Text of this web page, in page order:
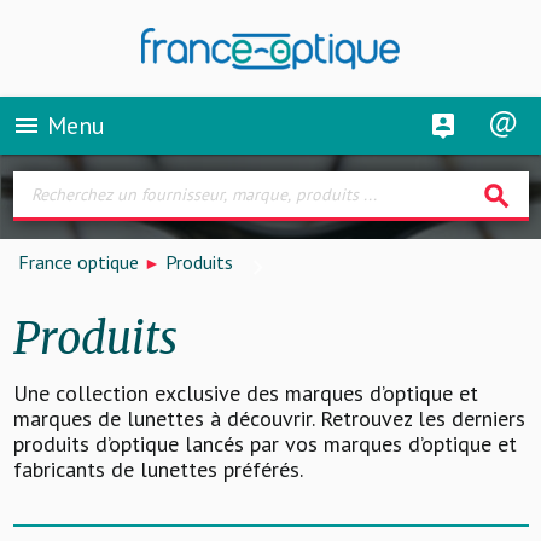
menu Menu
search
France optique Produits
Produits
Une collection exclusive des marques d’optique et
marques de lunettes à découvrir. Retrouvez les derniers
produits d’optique lancés par vos marques d’optique et
fabricants de lunettes préférés.